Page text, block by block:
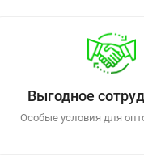
Выгодное
Особые условия для